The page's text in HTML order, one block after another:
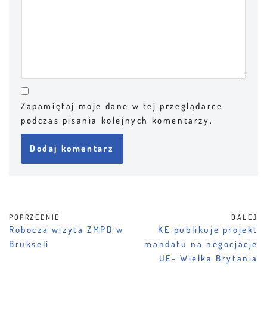
Zapamiętaj moje dane w tej przeglądarce
podczas pisania kolejnych komentarzy.
POPRZEDNIE
Robocza wizyta ZMPD w
Brukseli
DALEJ
KE publikuje projekt
mandatu na negocjacje
UE- Wielka Brytania